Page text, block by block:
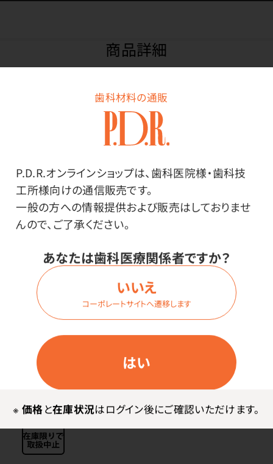
歯科材料の通販
P.D.R.オンラインショップは、歯科医院様・歯科技
工所様向けの通信販売です。
一般の方への情報提供および販売はしておりませ
んので、ご了承ください。
あなたは歯科医療関係者ですか？
はい
いいえ
コーポレートサイトへ遷移します
※ 価格と在庫状況はログイン後にご確認いただけます。
商品詳細
電子レンジで簡単にお湯割りが作れて、そのまま適温を
素材の焼酎タンブラー。家で飲む酒がとびきりうまい。
創業から70年以上魔法瓶をつくり続けてきたピーコック
魔法瓶工業株式会社の焼酎タンブラー。
をキープします。
内カップは、燗やお湯割りを手軽に楽しめる、電子レン
ジ対応のセラミックカップを使用。におい移りや味移りの
しにくい素材です。
外カップはステンレス真空断熱構造なので、熱い飲みも
のでも持ちやすい。
ワインにスパイスやフルーツを入れて電子レンジで温め
れば、簡単にホットワインも楽しめます。
口径は約8cmの広口でお手入れがしやすい。